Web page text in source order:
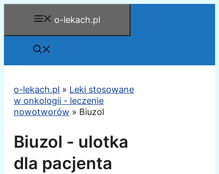
o-lekach.pl
o-lekach.pl » Leki stosowane
w onkologii - leczenie
nowotworów » Biuzol
Biuzol - ulotka
dla pacjenta